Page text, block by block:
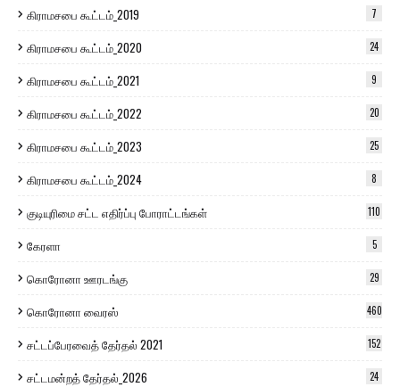
கிராமசபை கூட்டம்_2019 7
கிராமசபை கூட்டம்_2020 24
கிராமசபை கூட்டம்_2021 9
கிராமசபை கூட்டம்_2022 20
கிராமசபை கூட்டம்_2023 25
கிராமசபை கூட்டம்_2024 8
குடியுரிமை சட்ட எதிர்ப்பு போராட்டங்கள் 110
கேரளா 5
கொரோனா ஊரடங்கு 29
கொரோனா வைரஸ் 460
சட்டப்பேரவைத் தேர்தல் 2021 152
சட்டமன்றத் தேர்தல்_2026 24